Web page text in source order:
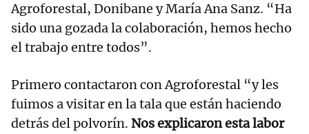
Agroforestal, Donibane y María Ana Sanz. “Ha
sido una gozada la colaboración, hemos hecho
el trabajo entre todos”.
Primero contactaron con Agroforestal “y les
fuimos a visitar en la tala que están haciendo
detrás del polvorín. Nos explicaron esta labor